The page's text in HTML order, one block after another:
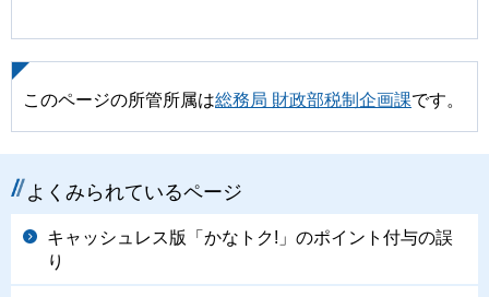
このページの所管所属は総務局 財政部税制企画課です。
よくみられているページ
キャッシュレス版「かなトク!」のポイント付与の誤
り